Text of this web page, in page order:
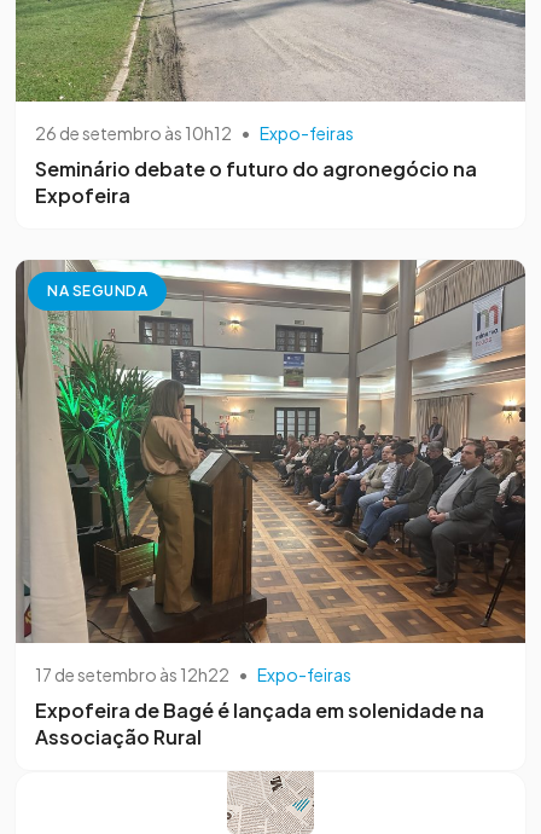
26 de setembro às 10h12 • Expo-feiras
Seminário debate o futuro do agronegócio na
Expofeira
NA SEGUNDA
17 de setembro às 12h22 • Expo-feiras
Expofeira de Bagé é lançada em solenidade na
Associação Rural